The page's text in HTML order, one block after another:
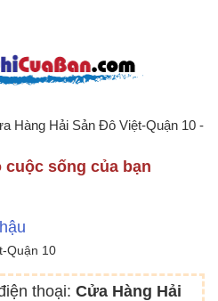
Hàng Hải Sản Đô Việt-Quận 10 -
cuộc sống của bạn
Quận 10
thoại: Cửa Hàng Hải